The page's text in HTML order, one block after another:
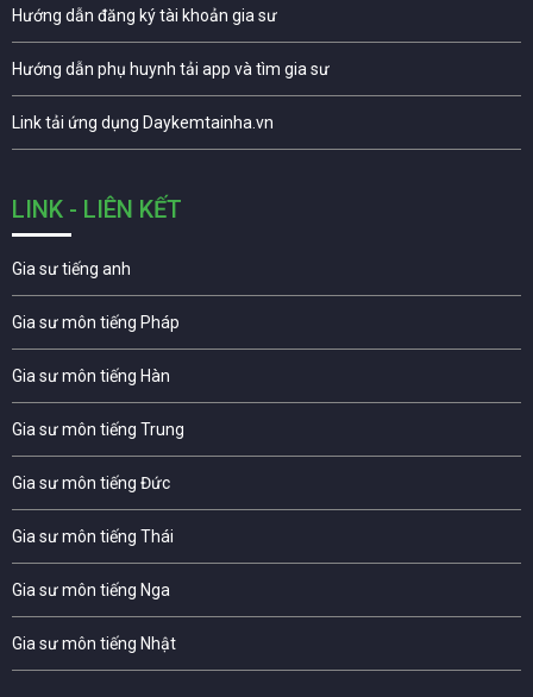
Hướng dẫn đăng ký tài khoản gia sư
Hướng dẫn phụ huynh tải app và tìm gia sư
Link tải ứng dụng Daykemtainha.vn
LINK - LIÊN KẾT
Gia sư tiếng anh
Gia sư môn tiếng Pháp
Gia sư môn tiếng Hàn
Gia sư môn tiếng Trung
Gia sư môn tiếng Đức
Gia sư môn tiếng Thái
Gia sư môn tiếng Nga
Gia sư môn tiếng Nhật